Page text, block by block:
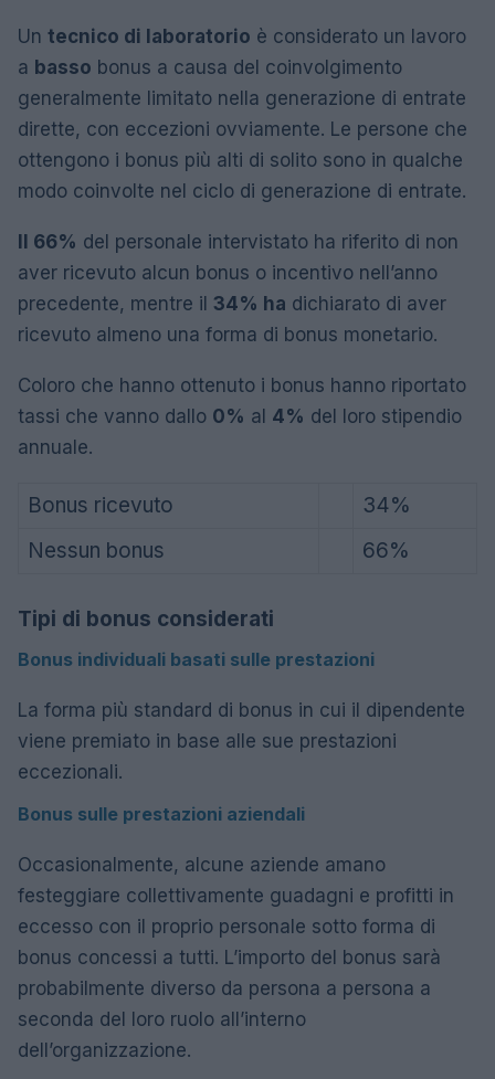
Un tecnico di laboratorio è considerato un lavoro
a basso bonus a causa del coinvolgimento
generalmente limitato nella generazione di entrate
dirette, con eccezioni ovviamente. Le persone che
ottengono i bonus più alti di solito sono in qualche
modo coinvolte nel ciclo di generazione di entrate.
Il 66% del personale intervistato ha riferito di non
aver ricevuto alcun bonus o incentivo nell’anno
precedente, mentre il 34% ha dichiarato di aver
ricevuto almeno una forma di bonus monetario.
Coloro che hanno ottenuto i bonus hanno riportato
tassi che vanno dallo 0% al 4% del loro stipendio
annuale.
Bonus ricevuto
34%
Nessun bonus
66%
Tipi di bonus considerati
Bonus individuali basati sulle prestazioni
La forma più standard di bonus in cui il dipendente
viene premiato in base alle sue prestazioni
eccezionali.
Bonus sulle prestazioni aziendali
Occasionalmente, alcune aziende amano
festeggiare collettivamente guadagni e profitti in
eccesso con il proprio personale sotto forma di
bonus concessi a tutti. L’importo del bonus sarà
probabilmente diverso da persona a persona a
seconda del loro ruolo all’interno
dell’organizzazione.